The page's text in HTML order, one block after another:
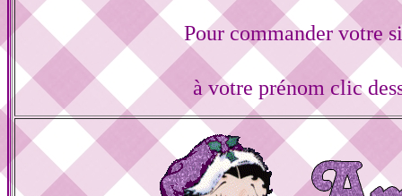
Pour commander votre
à votre prénom clic